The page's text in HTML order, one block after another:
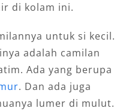
di kolam ini.
untuk si kecil.
adalah camilan
Ada yang berupa
. Dan ada juga
lumer di mulut.